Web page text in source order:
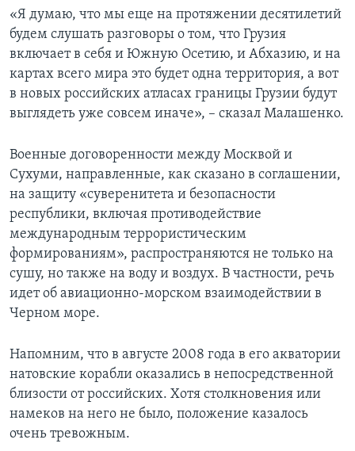
«Я думаю, что мы еще на протяжении десятилетий
будем слушать разговоры о том, что Грузия
включает в себя и Южную Осетию, и Абхазию, и на
картах всего мира это будет одна территория, а вот
в новых российских атласах границы Грузии будут
выглядеть уже совсем иначе», – сказал Малашенко.
Военные договоренности между Москвой и
Сухуми, направленные, как сказано в соглашении,
на защиту «суверенитета и безопасности
республики, включая противодействие
международным террористическим
формированиям», распространяются не только на
сушу, но также на воду и воздух. В частности, речь
идет об авиационно-морском взаимодействии в
Черном море.
Напомним, что в августе 2008 года в его акватории
натовские корабли оказались в непосредственной
близости от российских. Хотя столкновения или
намеков на него не было, положение казалось
очень тревожным.